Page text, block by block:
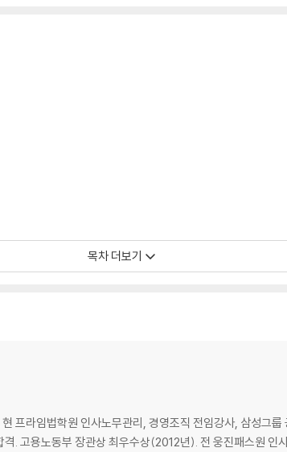
목차 더보기
프라임법학원 인사노무관리, 경영조직 전임강사, 삼성그
. 고용노동부 장관상 최우수상(2012년). 전 웅진패스원 인